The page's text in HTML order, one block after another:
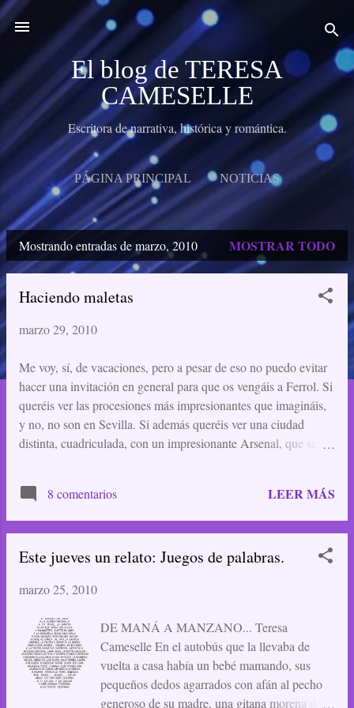
Ir al contenido principal
El blog de TERESA
CAMESELLE
Escritora de narrativa, histórica y romántica.
PÁGINA PRINCIPAL NOTICIAS
MIS NOVELAS MIS RELATOS
BIO
E
Mostrando entradas de marzo, 2010 MOSTRAR TODO
Haciendo maletas
marzo 29, 2010
Me voy, sí, de vacaciones, pero a pesar de eso no puedo evitar
hacer una invitación en general para que os vengáis a Ferrol. Si
queréis ver las procesiones más impresionantes que imagináis,
y no, no son en Sevilla. Si además queréis ver una ciudad
distinta, cuadriculada, con un impresionante Arsenal, que se
Caixa Galicia, conmemorando los 100 años de don Gonzalo
Torrente Ballester, uno de los ferrolanos más ilustres, de entre
los muchos que ha habido. Tenéis además Equiocio, una feria
del caballo, con competiciones y todo tipo de actividades. Y
comida... Y además "casi" han acabado las obras de la Plaza de
todo eso, y encima es barato, nada que ver con las grandes
capitales, y cómodo, porque a todas partes llegas rápidam...
8 comentarios LEER MÁS
Este jueves un relato: Juegos de palabras.
marzo 25, 2010
DE MANÁ A MANZANO... Teresa
Cameselle En el autobús que la llevaba de
vuelta a casa había un bebé mamando, sus
pequeños dedos agarrados con afán al pecho
generoso de su madre, una gitana morena de